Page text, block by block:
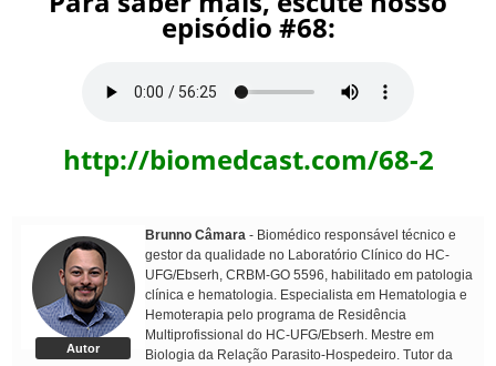
episódio #68:
http://biomedcast.com/68-2
Autor
Brunno Câmara - Biomédico responsável técnico e
gestor da qualidade no Laboratório Clínico do HC-
UFG/Ebserh, CRBM-GO 5596, habilitado em patologia
clínica e hematologia. Especialista em Hematologia e
Hemoterapia pelo programa de Residência
Multiprofissional do HC-UFG/Ebserh. Mestre em
Biologia da Relação Parasito-Hospedeiro. Tutor da